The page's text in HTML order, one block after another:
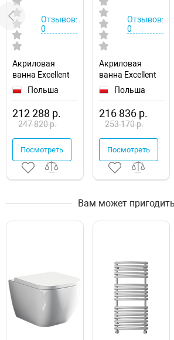
Отзывов:
0
Акриловая
ванна Excellent
Oceana 170x75
Польша
212 288 р.
247 820 р.
Посмотреть
Отзывов:
0
Акриловая
ванна Excellent
Oceana Slim
Польша
216 836 р.
253 170 р.
Посмотреть
Вам может